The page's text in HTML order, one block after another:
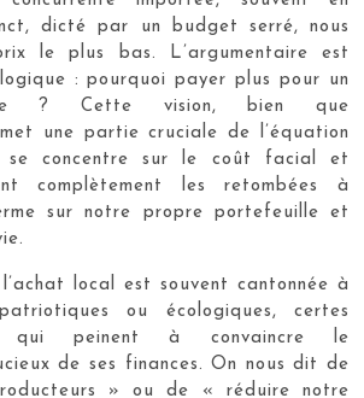
dicté par un budget serré, nous
le plus bas. L’argumentaire est
: pourquoi payer plus pour un
? Cette vision, bien que
une partie cruciale de l’équation
se concentre sur le coût facial et
complètement les retombées à
sur notre propre portefeuille et
local est souvent cantonnée à
ou écologiques, certes
qui peinent à convaincre le
de ses finances. On nous dit de
» ou de « réduire notre